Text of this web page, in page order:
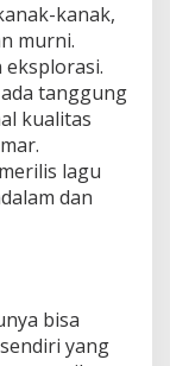
kanak,
murni.
eksplorasi.
tanggung
kualitas
lagu
dan
bisa
yang